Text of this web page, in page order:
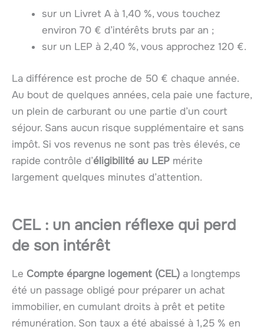
sur un Livret A à 1,40 %, vous touchez
environ 70 € d’intérêts bruts par an ;
sur un LEP à 2,40 %, vous approchez 120 €.
La différence est proche de 50 € chaque année.
Au bout de quelques années, cela paie une facture,
un plein de carburant ou une partie d’un court
séjour. Sans aucun risque supplémentaire et sans
impôt. Si vos revenus ne sont pas très élevés, ce
rapide contrôle d’éligibilité au LEP mérite
largement quelques minutes d’attention.
CEL : un ancien réflexe qui perd
de son intérêt
Le Compte épargne logement (CEL) a longtemps
été un passage obligé pour préparer un achat
immobilier, en cumulant droits à prêt et petite
rémunération. Son taux a été abaissé à 1,25 % en